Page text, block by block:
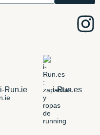
i-Run.ie i-Run.es